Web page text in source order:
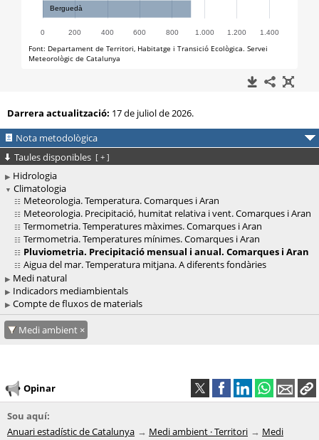
Darrera actualització: 17 de juliol de 2026.
Nota metodològica
Taules disponibles [ + ]
Hidrologia
Climatologia
Meteorologia. Temperatura. Comarques i Aran
Meteorologia. Precipitació, humitat relativa i vent. Comarques i Aran
Termometria. Temperatures màximes. Comarques i Aran
Termometria. Temperatures mínimes. Comarques i Aran
Pluviometria. Precipitació mensual i anual. Comarques i Aran
Aigua del mar. Temperatura mitjana. A diferents fondàries
Medi natural
Indicadors mediambientals
Compte de fluxos de materials
Medi ambient
Opinar
Sou aquí:
Anuari estadístic de Catalunya
Medi ambient · Territori
Medi